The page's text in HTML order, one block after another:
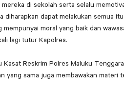
di sekolah serta selalu
diharapkan dapat melakukan semua
mempunyai moral yang baik dan
lagi tutur Kapolres.
Kasat Reskrim Polres Maluku
yang sama juga membawakan